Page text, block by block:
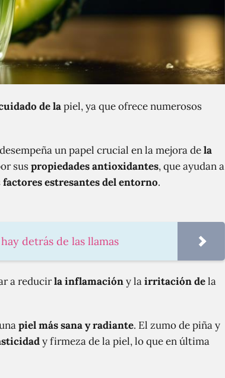
de lapiel, ya que ofrece numerosos
un papel crucial en la mejora dela
suspropiedades antioxidantes, que ayudan a
factores estresantes del entorno.
detrás de las llamas
a reducirla inflamacióny lairritación dela
piel más sana y radiante. El zumo de piña y
y firmeza de la piel, lo que en última